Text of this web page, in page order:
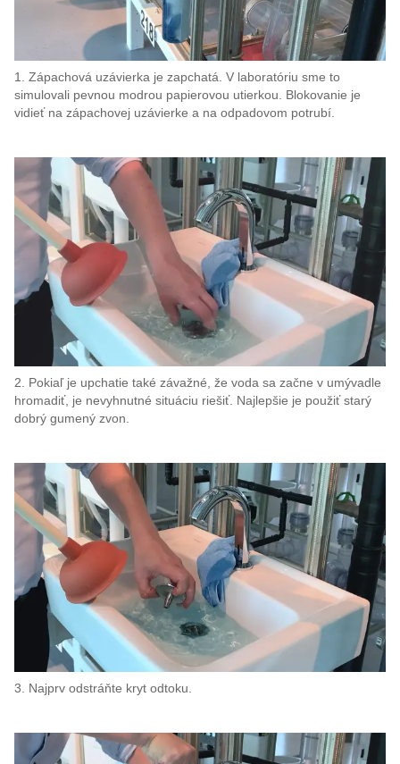
1. Zápachová uzávierka je zapchatá. V laboratóriu sme to
simulovali pevnou modrou papierovou utierkou. Blokovanie je
vidieť na zápachovej uzávierke a na odpadovom potrubí.
2. Pokiaľ je upchatie také závažné, že voda sa začne v umývadle
hromadiť, je nevyhnutné situáciu riešiť. Najlepšie je použiť starý
dobrý gumený zvon.
3. Najprv odstráňte kryt odtoku.